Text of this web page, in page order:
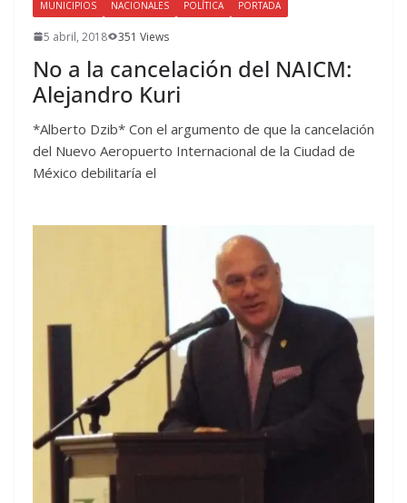
MUNICIPIOS NACIONALES POLÍTICA PORTADA
5 abril, 2018 351 Views
No a la cancelación del NAICM:
Alejandro Kuri
*Alberto Dzib* Con el argumento de que la cancelación
del Nuevo Aeropuerto Internacional de la Ciudad de
México debilitaría el